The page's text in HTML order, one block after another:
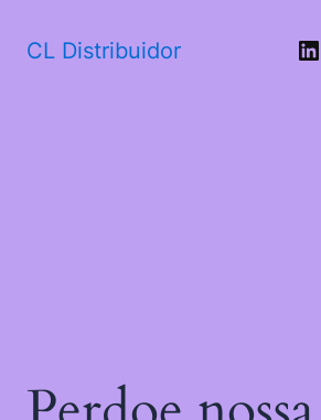
CL Distribuidor